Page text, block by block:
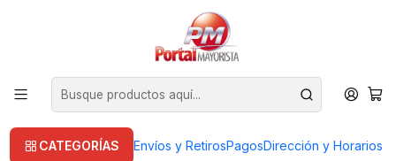
CATEGORÍAS Envíos y RetirosPagosDirección y Horarios